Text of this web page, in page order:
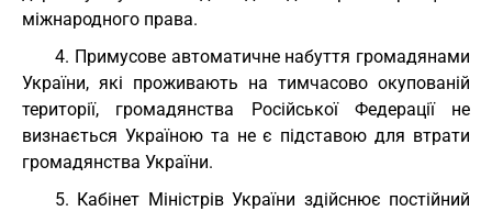
міжнародного права.
4. Примусове автоматичне набуття громадянами
України, які проживають на тимчасово окупованій
території, громадянства Російської Федерації не
визнається Україною та не є підставою для втрати
громадянства України.
5. Кабінет Міністрів України здійснює постійний